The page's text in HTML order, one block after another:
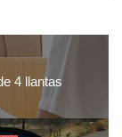
4 llantas